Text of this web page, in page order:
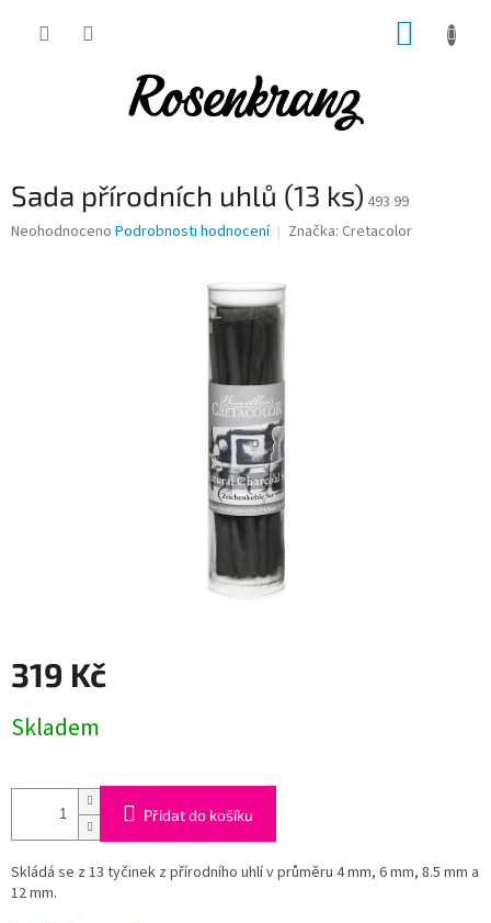
Sada přírodních uhlů (13 ks) 493 99
Průměrné
Neohodnoceno Podrobnosti hodnocení Značka: Cretacolor
319 Kč
cena:
Skladem
Přidat do košíku
Skládá se z 13 tyčinek z přírodního uhlí v průměru 4 mm, 6 mm, 8.5 mm a
12 mm.